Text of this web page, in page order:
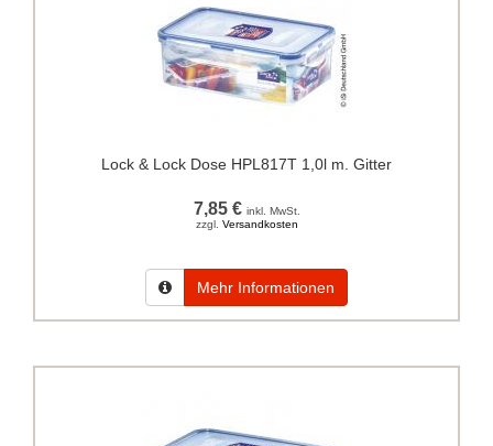
Lock & Lock Dose HPL817T 1,0l m. Gitter
7,85 € inkl. MwSt.
zzgl. Versandkosten
Mehr Informationen